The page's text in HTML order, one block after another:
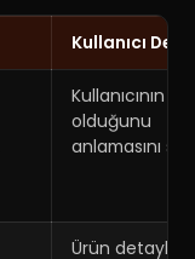
Kullanıcı
Kullanıcının
olduğunu
anlamasını
Ürün